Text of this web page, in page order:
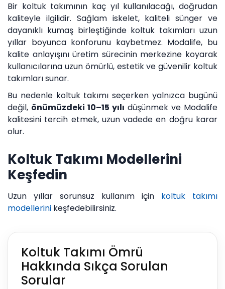
Bir koltuk takımının kaç yıl kullanılacağı, doğrudan
kaliteyle ilgilidir. Sağlam iskelet, kaliteli sünger ve
dayanıklı kumaş birleştiğinde koltuk takımları uzun
yıllar boyunca konforunu kaybetmez. Modalife, bu
kalite anlayışını üretim sürecinin merkezine koyarak
kullanıcılarına uzun ömürlü, estetik ve güvenilir koltuk
takımları sunar.
Bu nedenle koltuk takımı seçerken yalnızca bugünü
değil, önümüzdeki 10–15 yılı düşünmek ve Modalife
kalitesini tercih etmek, uzun vadede en doğru karar
olur.
Koltuk Takımı Modellerini
Keşfedin
Uzun yıllar sorunsuz kullanım için koltuk takımı
modellerini keşfedebilirsiniz.
Koltuk Takımı Ömrü
Hakkında Sıkça Sorulan
Sorular